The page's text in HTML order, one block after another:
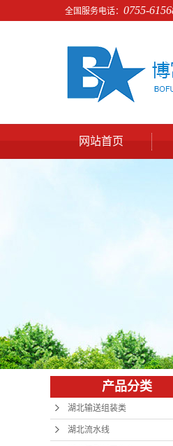
全国服务电话： 0755-
网站首页
产品分类
湖北输送组装类
湖北流水线